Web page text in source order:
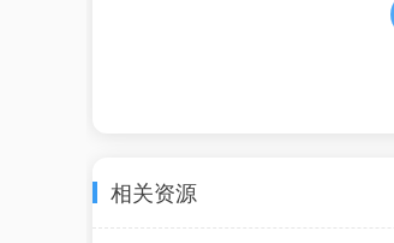
相关资源